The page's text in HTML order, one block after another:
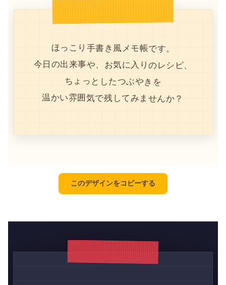
ほっこり手書き風メモ帳です。
今日の出来事や、お気に入りのレシピ、
ちょっとしたつぶやきを
温かい雰囲気で残してみませんか？
このデザインをコピーする